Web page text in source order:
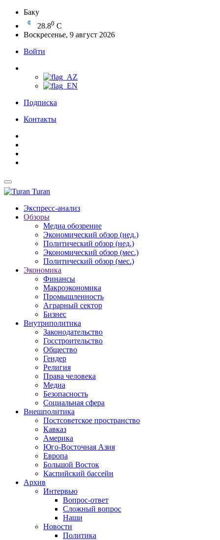
Баку
28.80 C
Воскресенье, 9 август 2026
Войти
Подписка
Контакты
Turan
Экспресс-анализ
Обзоры
Медиа обозрение
Экономический обзор (нед.)
Политический обзор (нед.)
Экономический обзор (мес.)
Политический обзор (мес.)
Экономика
Финансы
Макроэкономика
Промышленность
Аграрный сектор
Бизнес
Внутриполитика
Законодательство
Госстроительство
Общество
Гендер
Религия
Права человека
Медиа
Безопасность
Социальная сфера
Внешполитика
Постсоветское пространство
Кавказ
Америка
Юго-Восточная Азия
Европа
Большой Восток
Каспийский бассейн
Архив
Интервью
Вопрос-ответ
Сложный вопрос
Наши
Новости
Политика